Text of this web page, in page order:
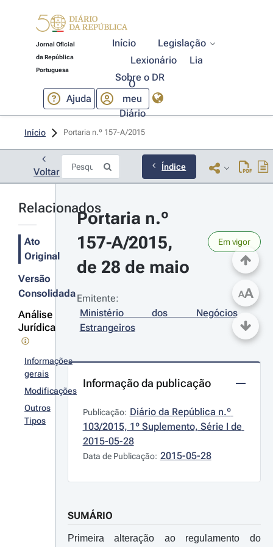
Jornal Oficial
da República
Portuguesa
Início
Legislação
Lexionário
Lia
Sobre o DR
Ajuda
O
meu
Diário
Início Portaria n.º 157-A/2015
Voltar Índice
Relacionados
Ato
Original
Versão
Consolidada
Análise
Jurídica
Informações
gerais
Modificações
Outros
Tipos
Portaria n.º
157-A/2015,
de 28 de maio
Em vigor
Emitente:
Ministério dos Negócios
Estrangeiros
Informação da publicação
Publicação: Diário da República n.º
103/2015, 1º Suplemento, Série I de
2015-05-28
Data de Publicação: 2015-05-28
SUMÁRIO
Primeira alteração ao regulamento do
AA